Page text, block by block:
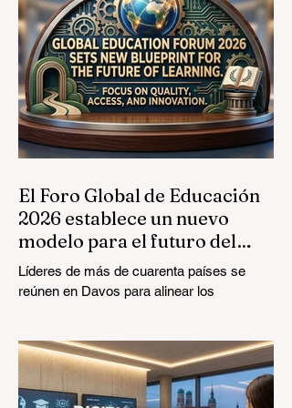
El Foro Global de Educación
2026 establece un nuevo
modelo para el futuro del
aprendizaje
Líderes de más de cuarenta países se
reúnen en Davos para alinear los
tecnológica y el crecimiento inclusivo. El
panorama de la #EducaciónGlobal está
experimentando una transformación